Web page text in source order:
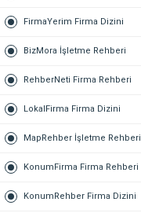
FirmaYerim Firma Dizini
BizMora İşletme Rehberi
RehberNeti Firma Rehberi
LokalFirma Firma Dizini
MapRehber İşletme Rehberi
KonumFirma Firma Rehberi
KonumRehber Firma Dizini